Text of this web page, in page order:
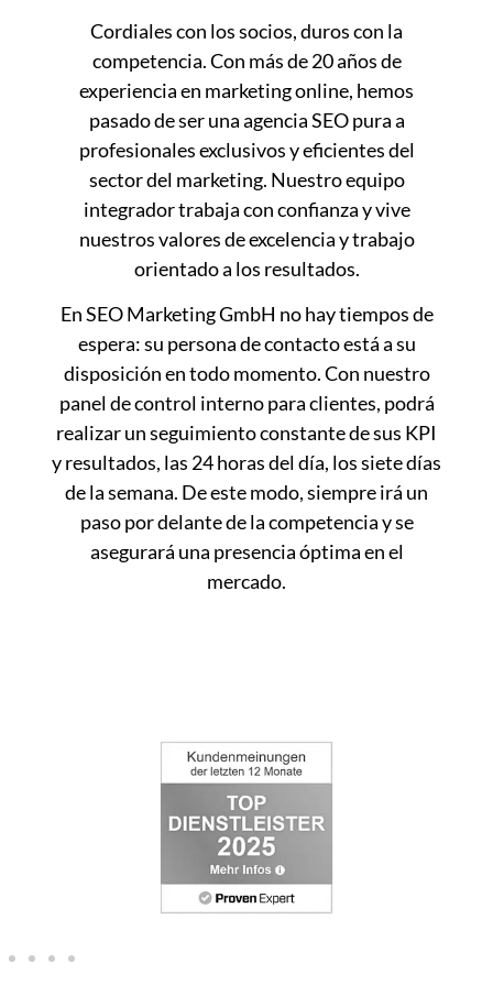
Cordiales con los socios, duros con la
competencia. Con más de 20 años de
experiencia en marketing online, hemos
pasado de ser una agencia SEO pura a
profesionales exclusivos y eficientes del
sector del marketing. Nuestro equipo
integrador trabaja con confianza y vive
nuestros valores de excelencia y trabajo
orientado a los resultados.
En SEO Marketing GmbH no hay tiempos de
espera: su persona de contacto está a su
disposición en todo momento. Con nuestro
panel de control interno para clientes, podrá
realizar un seguimiento constante de sus KPI
y resultados, las 24 horas del día, los siete días
de la semana. De este modo, siempre irá un
paso por delante de la competencia y se
asegurará una presencia óptima en el
mercado.